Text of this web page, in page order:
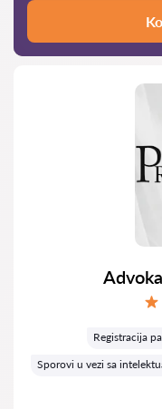
Registracija
Sporovi u vezi sa